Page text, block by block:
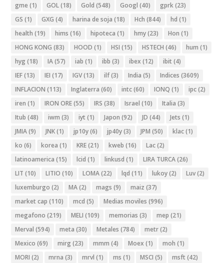
gme (1) GOL(18) Gold (548) Googl (40) gprk(23)
GS (1) GXG (4) harina de soja (18) Hch (844) hd (1)
health (19) hims (16) hipoteca (1) hmy(23) Hon (1)
HONG KONG (83) HOOD (1) HSI (15) HSTECH (46) hum (1)
hyg (18) IA(57) iab (1) ibb (3) ibex (12) ibit (4)
IEF(13) IEI (17) IGV(13) ilf(3) India (5) Indices (3609)
INFLACION (113) Inglaterra (60) intc(60) IONQ (1) ipc(2)
iren (1) IRON ORE(55) IRS (38) Israel (10) Italia (3)
Itub (48) iwm (3) iyt (1) Japon (92) JD (44) Jets (1)
JMIA(9) JNK(1) jp10y(6) jp40y(3) JPM (50) klac(1)
ko (6) korea (1) KRE(21) kweb (16) Lac(2)
latinoamerica (15) lcid (1) linkusd (1) LIRA TURCA(26)
LIT (10) LITIO (10) LOMA(22) lqd (11) lukoy(2) Luv(2)
luxemburgo (2) MA(2) mags (9) maiz (37)
market cap (110) mcd (5) Medias moviles (996)
megafono (219) MELI (109) memorias (3) mep (21)
Merval (594) meta (30) Metales (784) metr(2)
Mexico (69) mirg (23) mmm (4) Moex (1) moh (1)
MORI (2) mrna (3) mrvl (1) ms (1) MSCI (5) msft (42)